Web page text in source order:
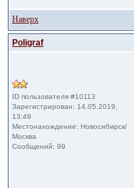
Наверх
Poligraf
ID пользователя #10113
Зарегистрирован: 14.05.2019,
13:49
Местонахождение: Новосибирск/
Москва
Сообщений: 99